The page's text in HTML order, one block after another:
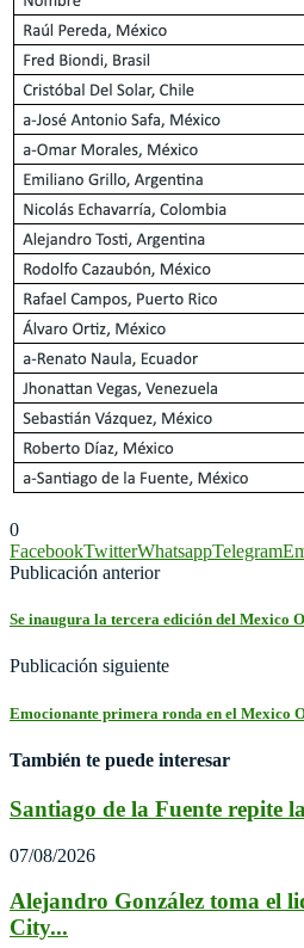
0
FacebookTwitterWhatsappTelegram
Publicación anterior
Se inaugura la tercera edición del Mexico
Publicación siguiente
Emocionante primera ronda en el Mexico
También te puede interesar
Santiago de la Fuente repite
07/08/2026
Alejandro González toma el
City...